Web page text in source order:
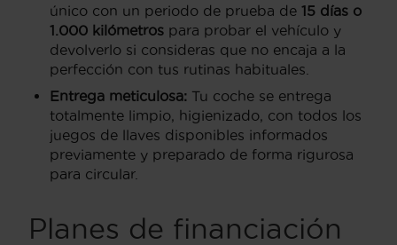
único con un periodo de prueba de 15 días o
1.000 kilómetros para probar el vehículo y
devolverlo si consideras que no encaja a la
perfección con tus rutinas habituales.
Entrega meticulosa: Tu coche se entrega
totalmente limpio, higienizado, con todos los
juegos de llaves disponibles informados
previamente y preparado de forma rigurosa
para circular.
Planes de financiación